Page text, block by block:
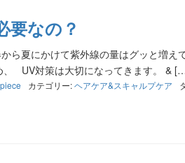
要なの？
夏にかけて紫外線の量はグッと増え
、 UV対策は大切になってきます。 &
piece カテゴリー:ヘアケア&スキャルプケア